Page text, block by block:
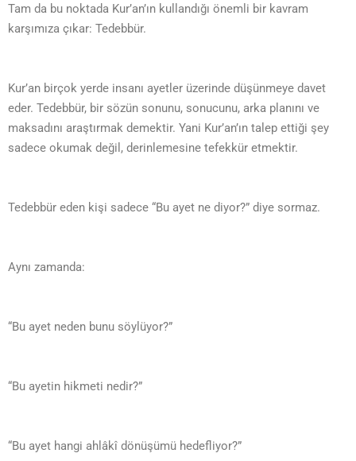
Tam da bu noktada Kur’an’ın kullandığı önemli bir kavram
karşımıza çıkar: Tedebbür.
Kur’an birçok yerde insanı ayetler üzerinde düşünmeye davet
eder. Tedebbür, bir sözün sonunu, sonucunu, arka planını ve
maksadını araştırmak demektir. Yani Kur’an’ın talep ettiği şey
sadece okumak değil, derinlemesine tefekkür etmektir.
Tedebbür eden kişi sadece “Bu ayet ne diyor?” diye sormaz.
Aynı zamanda:
“Bu ayet neden bunu söylüyor?”
“Bu ayetin hikmeti nedir?”
“Bu ayet hangi ahlâkî dönüşümü hedefliyor?”